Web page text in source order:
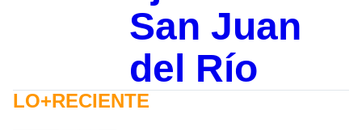
San Juan
del Río
LO+RECIENTE